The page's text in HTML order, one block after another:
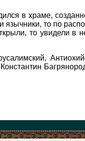
в храме,
язычники, то по
то увидели в